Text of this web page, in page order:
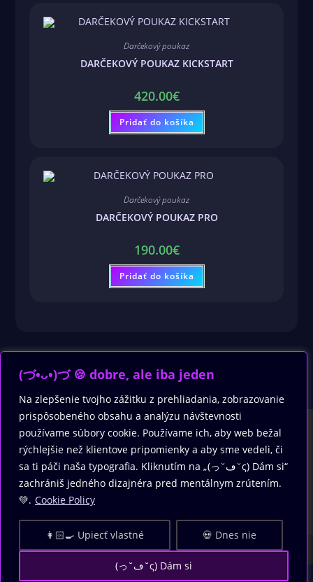
(づ•ᴗ•)づ 🍪 dobre, ale iba jeden
Na zlepšenie tvojho zážitku z prehliadania, zobrazovanie
prispôsobeného obsahu a analýzu návštevnosti
používame súbory cookie. Používame ich, aby web bežal
rýchlejšie než klientove pripomienky a aby sme vedeli, či
sa ti páči naša typografia. Kliknutím na „(っ˘ڡ˘ς) Dám si“
zachrániš jedného dizajnéra pred mentálnym zrútením.
💚. Cookie Policy
👩🏻‍🍳 Upiecť vlastné 💀 Dnes nie
(っ˘ڡ˘ς) Dám si
Darčekový poukaz
DARČEKOVÝ POUKAZ KICKSTART
420.00€
Pridať do košíka
Darčekový poukaz
DARČEKOVÝ POUKAZ PRO
190.00€
Pridať do košíka
Copyright - WordPress Theme by OceanWP